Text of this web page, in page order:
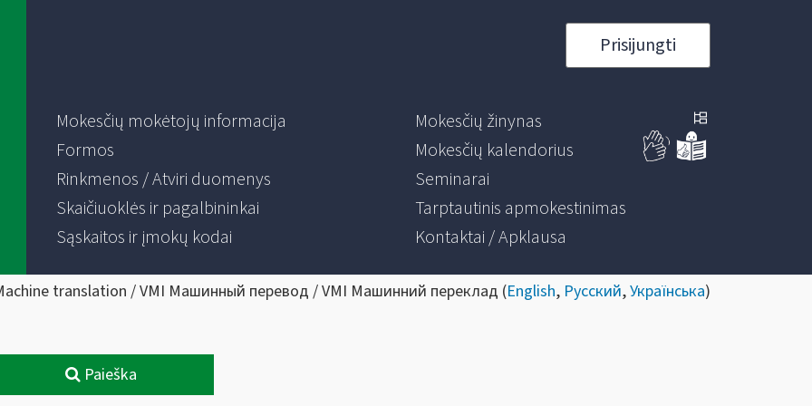
Prisijungti
Mokesčių mokėtojų informacija
Formos
Rinkmenos / Atviri duomenys
Skaičiuoklės ir pagalbininkai
Sąskaitos ir įmokų kodai
Mokesčių žinynas
Mokesčių kalendorius
Seminarai
Tarptautinis apmokestinimas
Kontaktai / Apklausa
translation / VMI Машинный перевод / VMI Машинний переклад (English, Русский,Українська)
Paieška